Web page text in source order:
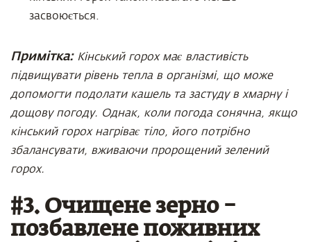
засвоюється.
Примітка:Кінський горох має властивість
підвищувати рівень тепла в організмі, що може
допомогти подолати кашель та застуду в хмарну і
дощову погоду. Однак, коли погода сонячна, якщо
кінський горох нагріває тіло, його потрібно
збалансувати, вживаючи пророщений зелений
горох.
#3. Очищене зерно –
позбавлене поживних